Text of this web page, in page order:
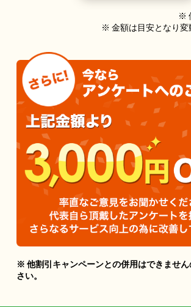
※
※ 金額は目安となり変
※ 他割引キャンペーンとの併用はできませ
さい。